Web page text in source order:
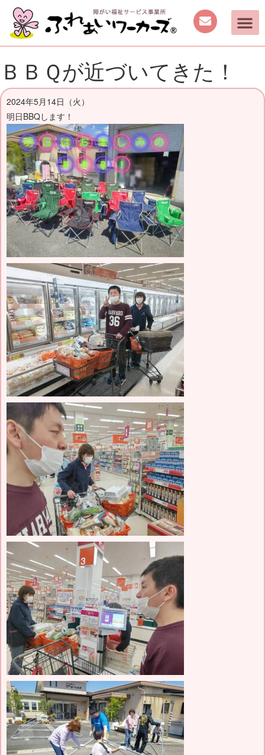
ＢＢＱが近づいてきた！
2024年5月14日（火）
明日BBQします！